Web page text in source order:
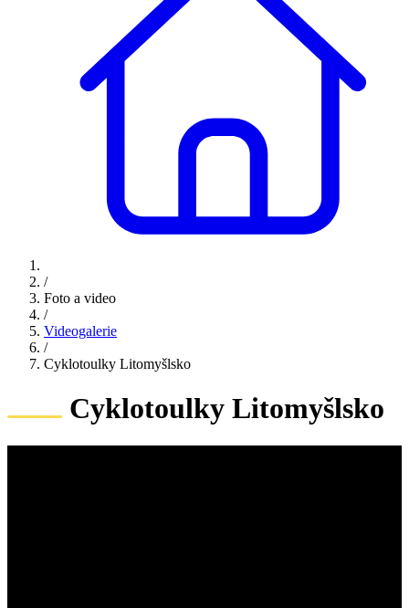
/
Foto a video
/
Videogalerie
/
Cyklotoulky Litomyšlsko
Cyklotoulky Litomyšlsko